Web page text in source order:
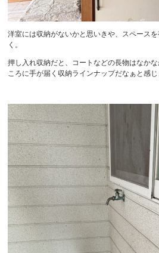
洋室には収納がないかと思いきや、スペース
く。
押し入れ収納だと、コートなどの長物はなか
ころに手が届く収納ラインナップだなぁと感じ